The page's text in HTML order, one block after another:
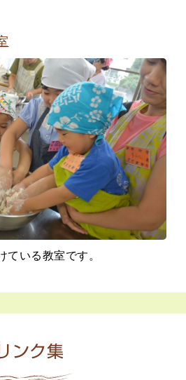
ている教室です。
ンク集